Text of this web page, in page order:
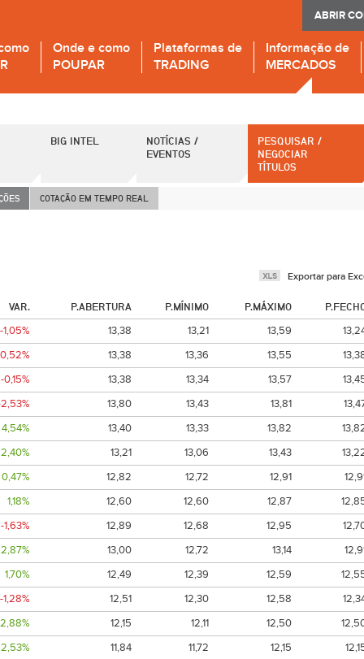
ABRIR
Onde e como
POUPAR
Plataformas de
TRADING
Informação de
MERCADOS
BIG INTEL
NOTÍCIAS /
EVENTOS
PESQUISAR /
NEGOCIAR
TÍTULOS
COTAÇÃO EM TEMPO REAL
Exportar para
VAR. P.ABERTURA P.MÍNIMO P.MÁXIMO
-1,05% 13,38 13,21 13,59
13,38 13,36 13,55
-0,15%
13,38 13,34 13,57
13,80 13,43 13,81
4,54%
13,40 13,33 13,82
2,40%
13,21 13,06 13,43
0,47%
12,82 12,72 12,91
1,18%
12,60 12,60 12,87
-1,63%
12,89 12,68 12,95
2,87%
13,00 12,72 13,14
1,70%
12,49 12,39 12,59
-1,28%
12,51 12,30 12,58
2,88%
12,15 12,11 12,50
2,53%
11,84 11,72 12,15